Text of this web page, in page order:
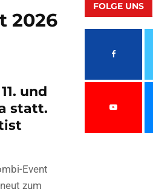
2026
und
statt.
Event
zum
FOLGE UNS